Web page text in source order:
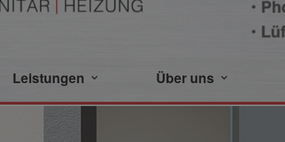
Leistungen Über uns